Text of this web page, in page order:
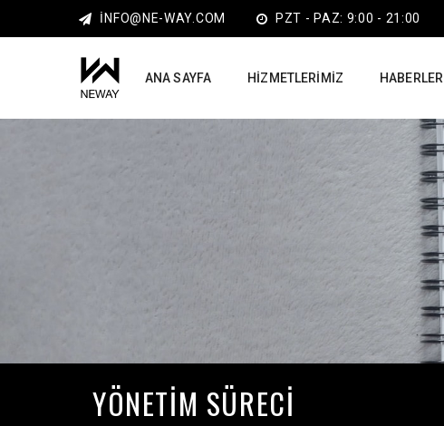
INFO@NE-WAY.COM PZT - PAZ: 9:00 - 21:00
ANA SAYFA HIZMETLERIMIZ HABERLER
YÖNETIM SÜRECI